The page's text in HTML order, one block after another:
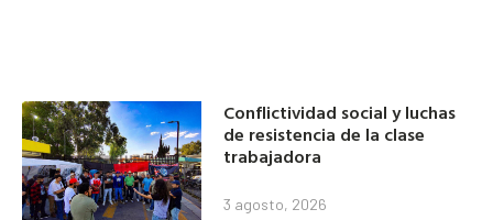
Conflictividad social y luchas
de resistencia de la clase
trabajadora
3 agosto, 2026